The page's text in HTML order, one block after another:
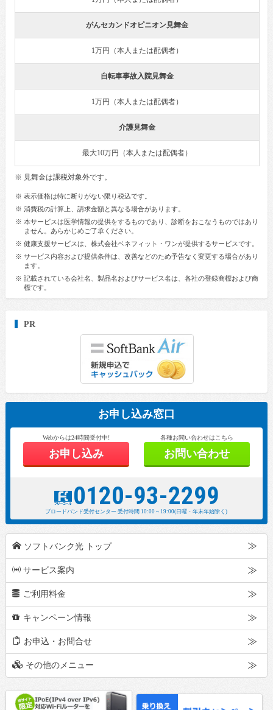
がんセカンドオピニオン見舞金
1万円（本人または配偶者）
自転車事故入院見舞金
1万円（本人または配偶者）
介護見舞金
最大10万円（本人または配偶者）
※ 見舞金は課税対象外です。
※ 表示価格は特に断りがない限り税込です。
※ 消費税の計算上、請求金額と異なる場合があります。
※ 本サービスは医学情報の提供をするものであり、診断をおこなうものではあり
ません。あらかじめご了承ください。
※ 健康支援サービスは、株式会社ベネフィット・ワンが提供するサービスです。
※ サービス内容および提供条件は、改善などのため予告なく変更する場合があり
ます。
※ 記載されている会社名、製品名およびサービス名は、各社の登録商標および商
標です。
PR
お申し込み窓口
Webからは24時間受付中!
お申し込み
各種お問い合わせはこちら
お問い合わせ
z0120-93-2299
ブロードバンド受付センター 受付時間 10:00～19:00(日曜・年末年始除く)
hソフトバンク光 トップ
pサービス案内
g ご利用料金
d キャンペーン情報
m お申込・お問合せ
o その他のメニュー